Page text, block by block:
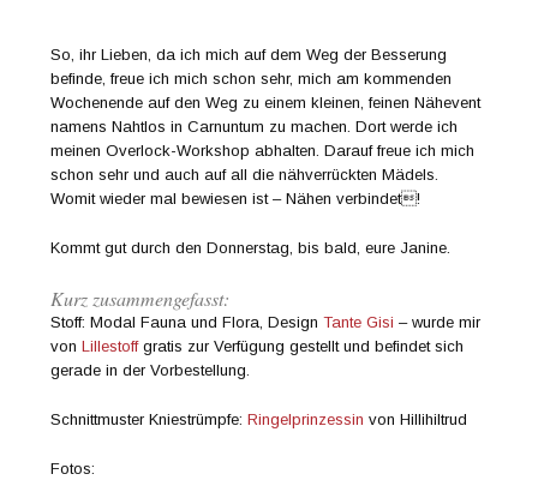
So, ihr Lieben, da ich mich auf dem Weg der Besserung
befinde, freue ich mich schon sehr, mich am kommenden
Wochenende auf den Weg zu einem kleinen, feinen Nähevent
namens Nahtlos in Carnuntum zu machen. Dort werde ich
meinen Overlock-Workshop abhalten. Darauf freue ich mich
schon sehr und auch auf all die nähverrückten Mädels.
Womit wieder mal bewiesen ist – Nähen verbindet!
Kommt gut durch den Donnerstag, bis bald, eure Janine.
Kurz zusammengefasst:
Stoff: Modal Fauna und Flora, DesignTante Gisi – wurde mir
vonLillestoffgratis zur Verfügung gestellt und befindet sich
gerade in der Vorbestellung.
Schnittmuster Kniestrümpfe:Ringelprinzessin von Hillihiltrud
Fotos: